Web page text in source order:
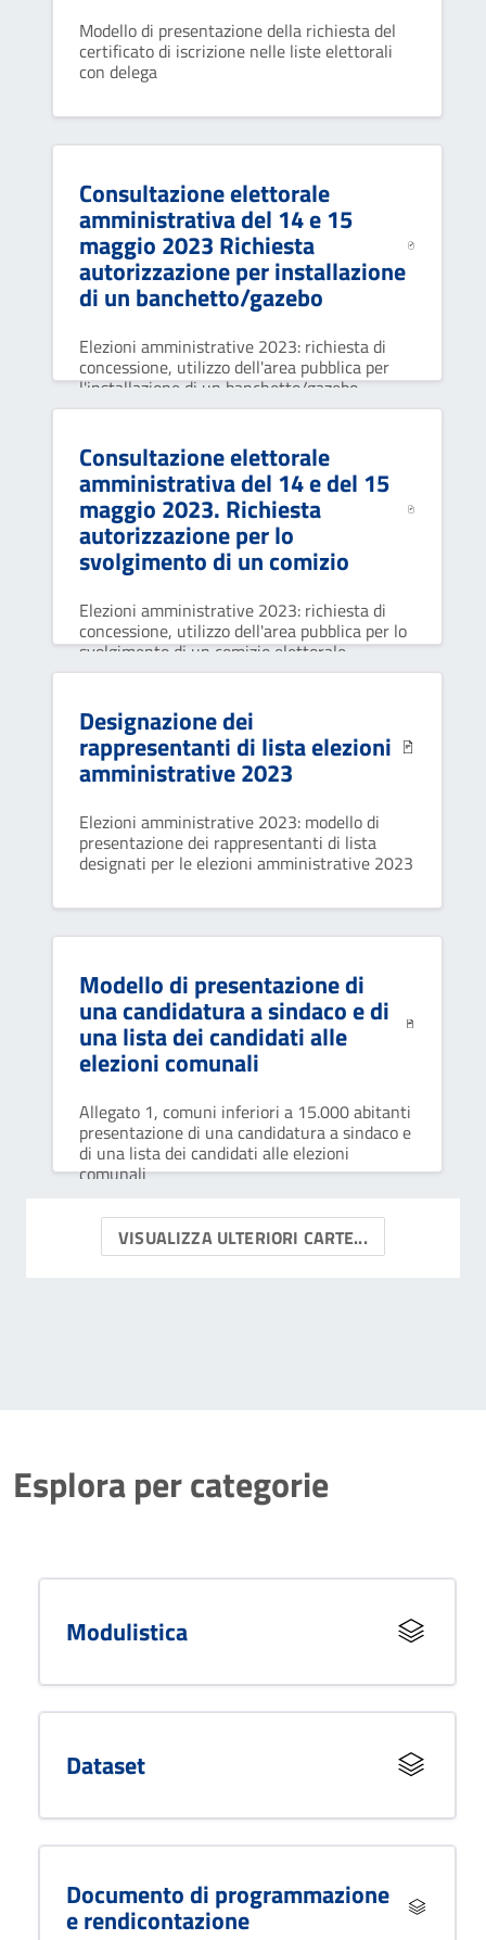
Modello di presentazione della richiesta del
certificato di iscrizione nelle liste elettorali
con delega
Consultazione elettorale
amministrativa del 14 e 15
maggio 2023 Richiesta
autorizzazione per installazione
di un banchetto/gazebo
Elezioni amministrative 2023: richiesta di
concessione, utilizzo dell'area pubblica per
l'installazione di un banchetto/gazebo
elettorale
Consultazione elettorale
amministrativa del 14 e del 15
maggio 2023. Richiesta
autorizzazione per lo
svolgimento di un comizio
Elezioni amministrative 2023: richiesta di
concessione, utilizzo dell'area pubblica per lo
svolgimento di un comizio elettorale
Designazione dei
rappresentanti di lista elezioni
amministrative 2023
Elezioni amministrative 2023: modello di
presentazione dei rappresentanti di lista
designati per le elezioni amministrative 2023
Modello di presentazione di
una candidatura a sindaco e di
una lista dei candidati alle
elezioni comunali
Allegato 1, comuni inferiori a 15.000 abitanti
presentazione di una candidatura a sindaco e
di una lista dei candidati alle elezioni
comunali
VISUALIZZA ULTERIORI CARTE...
Esplora per categorie
Modulistica
Dataset
Documento di programmazione
e rendicontazione